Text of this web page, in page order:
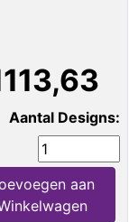
Aantal Designs:
aan